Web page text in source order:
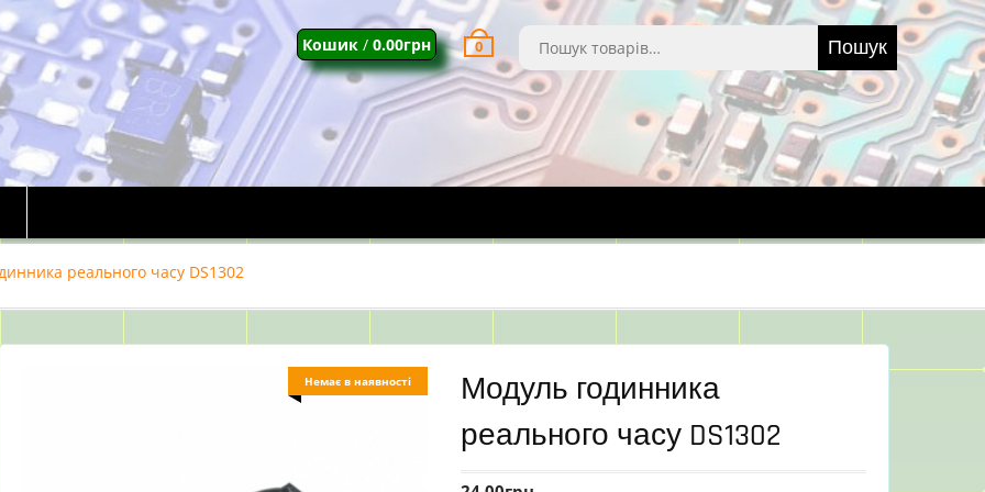
Шукати: Пошук
Кошик / 0.00грн 0
реального часу DS1302
Немає в наявності
Модуль годинника
реального часу DS1302